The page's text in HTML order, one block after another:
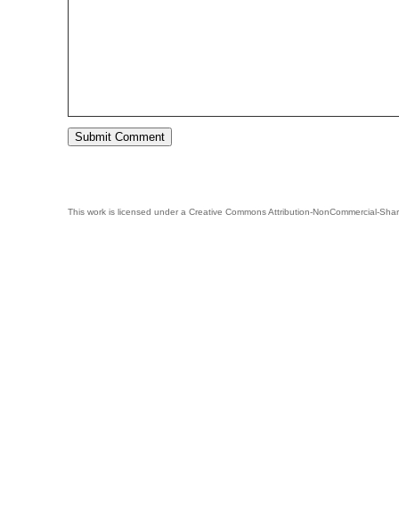
This work is licensed under a Creative Commons Attribution-NonCommercial-